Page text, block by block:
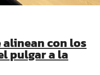
alinean con los
pulgar a la